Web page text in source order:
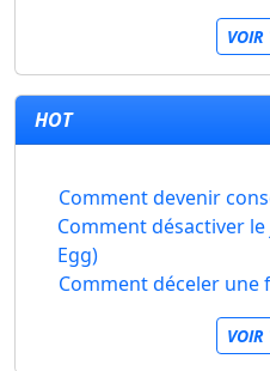
VOIR
HOT
Comment devenir
Comment désactiver
Egg)
Comment déceler une
VOIR